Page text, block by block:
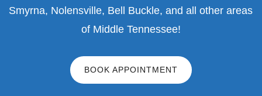
Smyrna, Nolensville, Bell Buckle, and all other areas
of Middle Tennessee!
BOOK APPOINTMENT